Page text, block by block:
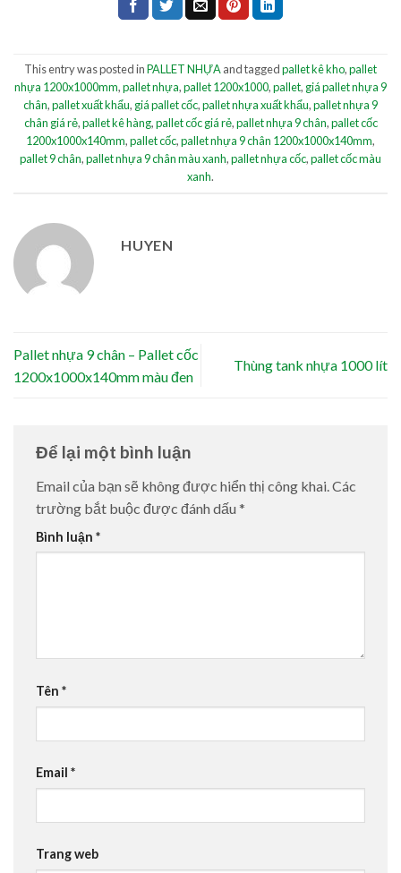
This entry was posted inPALLET NHỰAand taggedpallet kê kho,pallet
nhựa 1200x1000mm,pallet nhựa,pallet 1200x1000,pallet, giá pallet nhựa 9
chân,pallet xuất khẩu, giá pallet cốc,pallet nhựa xuất khẩu,pallet nhựa 9
chân giá rẻ,pallet kê hàng,pallet cốc giá rẻ,pallet nhựa 9 chân,pallet cốc
1200x1000x140mm,pallet cốc,pallet nhựa 9 chân 1200x1000x140mm,
pallet 9 chân,pallet nhựa 9 chân màu xanh,pallet nhựa cốc,pallet cốc màu
xanh.
HUYEN
Pallet nhựa 9 chân – Pallet cốc
1200x1000x140mm màu đen
Thùng tank nhựa 1000 lít
Để lại một bình luận
Email của bạn sẽ không được hiển thị công khai. Các
trường bắt buộc được đánh dấu *
Bình luận *
Tên *
Email *
Trang web